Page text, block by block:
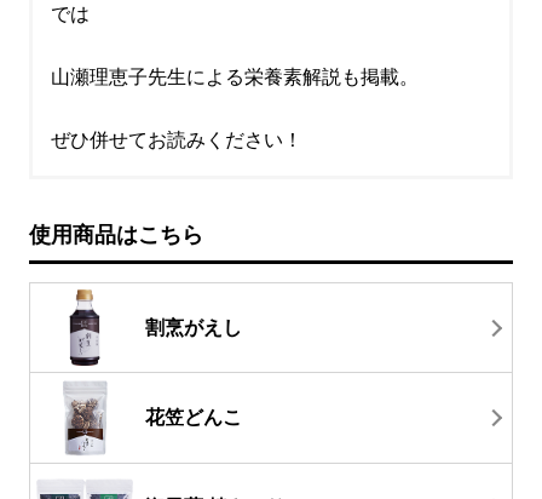
では
山瀬理恵子先生による栄養素解説も掲載。
ぜひ併せてお読みください！
使用商品はこちら
割烹がえし
花笠どんこ